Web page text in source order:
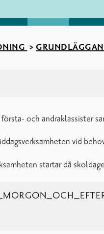
>
och andraklassister
vid
startar då